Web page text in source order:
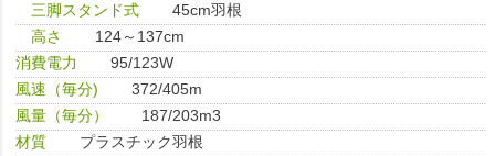
三脚スタンド式
45cm羽根
高さ
124～137cm
消費電力
95/123W
風速（毎分)
372/405m
風量（毎分）
187/203m3
材質
プラスチック羽根